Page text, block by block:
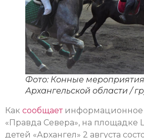
Фото: Конные мероприятия
Архангельской области /
Как сообщаетинформационное
«Правда Севера», на площадке
детей «Архангел» 2 августа